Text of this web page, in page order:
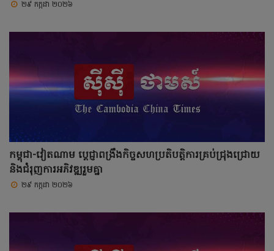
២៩ កក្កដា ២០២៦
កម្ពុជា-វៀតណាម ប្តេជ្ញាពង្រឹងកិច្ចសហប្រតិបត្តិការគ្រប់ជ្រុងជ្រោយ
និងជំរុញការអភិវឌ្ឍរួមគ្នា
២៩ កក្កដា ២០២៦